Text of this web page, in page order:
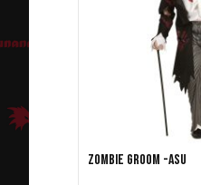
Zombie Groom -asu